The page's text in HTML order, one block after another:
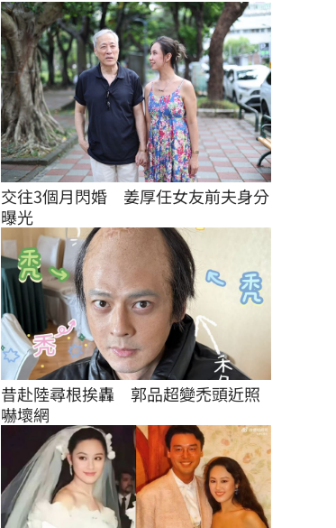
交往3個月閃婚　姜厚任女友前夫身分
曝光
昔赴陸尋根挨轟　郭品超變禿頭近照
嚇壞網